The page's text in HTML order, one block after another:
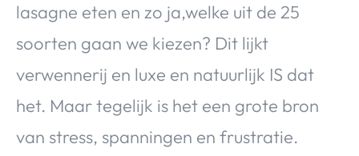
lasagne eten en zo ja,welke uit de 25
soorten gaan we kiezen? Dit lijkt
verwennerij en luxe en natuurlijk IS dat
het. Maar tegelijk is het een grote bron
van stress, spanningen en frustratie.